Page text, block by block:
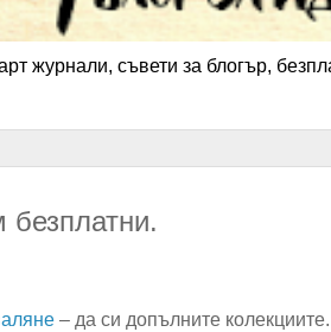
журнали, съвети за блогър,
безплатни.
– да си допълните